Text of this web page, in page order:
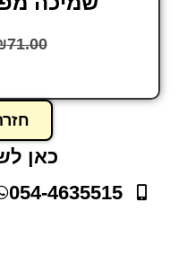
71.00
כאן
054-4635515